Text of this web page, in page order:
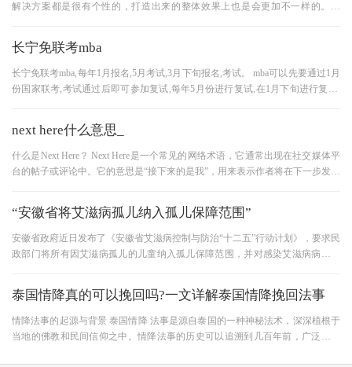
解决方案都是很有个性的，打造出来的整体效果上也是会更加不一样的。因
长宁免联考mba
长宁免联考mba,每年1月报名,5月考试,3月下旬报名,考试。 mba可以先要通过1月
份国家联考,考试通过后即可参加复试,每年5月份进行复试,在1月下旬进行复试,
next here什么意思_
什么是Next Here？ Next Here是一个常见的网络术语，它通常出现在社交媒体平
台的帖子或评论中。它的意思是“接下来的是我”，用来表示作者将在下一步发表
“安徽省将艾滋病孤儿纳入孤儿保障范围”
安徽省政府近日发布了《安徽省艾滋病控制与防治“十二五”行动计划》，要求民
政部门将所有因艾滋病孤儿的儿童纳入孤儿保障范围，并对感染艾滋病病毒的
泰国情降真的可以挽回吗?一文详解泰国情降挽回法事
情降法事的起源与背景 泰国情降 法事是源自泰国的一种神秘法术，深深植根于
当地的佛教和民间信仰之中。情降法事的历史可以追溯到几百年前，广泛用于